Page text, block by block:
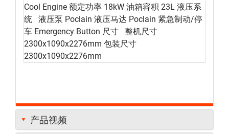
Cool Engine 额定功率 18kW 油箱容积 23L 液压系
统 液压泵 Poclain 液压马达 Poclain 紧急制动/停
车 Emergency Button 尺寸 整机尺寸
2300x1090x2276mm 包装尺寸
2300x1090x2276mm
产品视频